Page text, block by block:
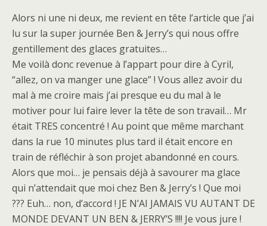
Alors ni une ni deux, me revient en tête l’article que j’ai
lu sur la super journée Ben & Jerry’s qui nous offre
gentillement des glaces gratuites…
Me voilà donc revenue à l’appart pour dire à Cyril,
“allez, on va manger une glace” ! Vous allez avoir du
mal à me croire mais j’ai presque eu du mal à le
motiver pour lui faire lever la tête de son travail… Mr
était TRES concentré ! Au point que même marchant
dans la rue 10 minutes plus tard il était encore en
train de réfléchir à son projet abandonné en cours.
Alors que moi… je pensais déjà à savourer ma glace
qui n’attendait que moi chez Ben & Jerry’s ! Que moi
??? Euh… non, d’accord ! JE N’AI JAMAIS VU AUTANT DE
MONDE DEVANT UN BEN & JERRY’S !!!! Je vous jure !